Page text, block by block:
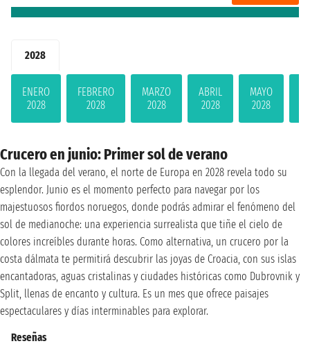
2028
ENERO
2028
FEBRERO
2028
MARZO
2028
ABRIL
2028
MAYO
2028
Crucero en junio: Primer sol de verano
Con la llegada del verano, el norte de Europa en 2028 revela todo su
esplendor. Junio es el momento perfecto para navegar por los
majestuosos fiordos noruegos, donde podrás admirar el fenómeno del
sol de medianoche: una experiencia surrealista que tiñe el cielo de
colores increíbles durante horas. Como alternativa, un crucero por la
costa dálmata te permitirá descubrir las joyas de Croacia, con sus islas
encantadoras, aguas cristalinas y ciudades históricas como Dubrovnik y
Split, llenas de encanto y cultura. Es un mes que ofrece paisajes
espectaculares y días interminables para explorar.
Reseñas